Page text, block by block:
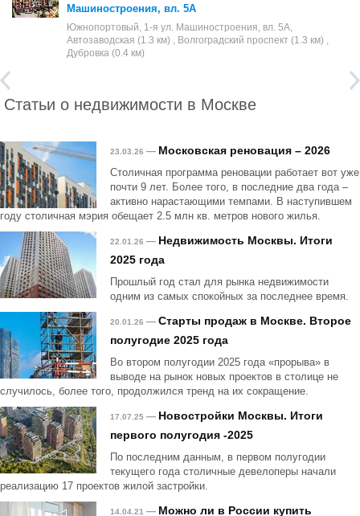
Машиностроения, вл. 5А
Южнопортовый, 1-я ул. Машиностроения, вл. 5А,
Автозаводская (1.3 км) , Волгоградский проспект (1.3 км) ,
Дубровка (0.4 км)
Статьи о недвижимости в Москве
23.03.26 — Московская реновация – 2026
Столичная программа реновации работает вот уже
почти 9 лет. Более того, в последние два года –
активно нарастающими темпами. В наступившем
году столичная мэрия обещает 2.5 млн кв. метров нового жилья.
22.01.26 — Недвижимость Москвы. Итоги
2025 года
Прошлый год стал для рынка недвижимости
одним из самых спокойных за последнее время.
20.01.26 — Старты продаж в Москве. Второе
полугодие 2025 года
Во втором полугодии 2025 года «прорыва» в
выводе на рынок новых проектов в столице не
случилось, более того, продолжился тренд на их сокращение.
17.07.25 — Новостройки Москвы. Итоги
первого полугодия -2025
По последним данным, в первом полугодии
текущего года столичные девелоперы начали
реализацию 17 проектов жилой застройки.
14.04.21 — Можно ли в России купить